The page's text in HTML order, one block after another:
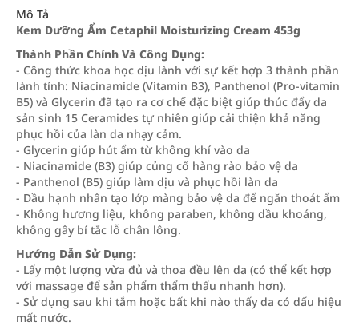
Mô Tả
Kem Dưỡng Ẩm Cetaphil Moisturizing Cream 453g
Thành Phần Chính Và Công Dụng:
- Công thức khoa học dịu lành với sự kết hợp 3 thành phần
lành tính: Niacinamide (Vitamin B3), Panthenol (Pro-vitamin
B5) và Glycerin đã tạo ra cơ chế đặc biệt giúp thúc đẩy da
sản sinh 15 Ceramides tự nhiên giúp cải thiện khả năng
phục hồi của làn da nhạy cảm.
- Glycerin giúp hút ẩm từ không khí vào da
- Niacinamide (B3) giúp củng cố hàng rào bảo vệ da
- Panthenol (B5) giúp làm dịu và phục hồi làn da
- Dầu hạnh nhân tạo lớp màng bảo vệ da để ngăn thoát ẩm
- Không hương liệu, không paraben, không dầu khoáng,
không gây bí tắc lỗ chân lông.
Hướng Dẫn Sử Dụng:
- Lấy một lượng vừa đủ và thoa đều lên da (có thể kết hợp
với massage để sản phẩm thẩm thấu nhanh hơn).
- Sử dụng sau khi tắm hoặc bất khi nào thấy da có dấu hiệu
mất nước.